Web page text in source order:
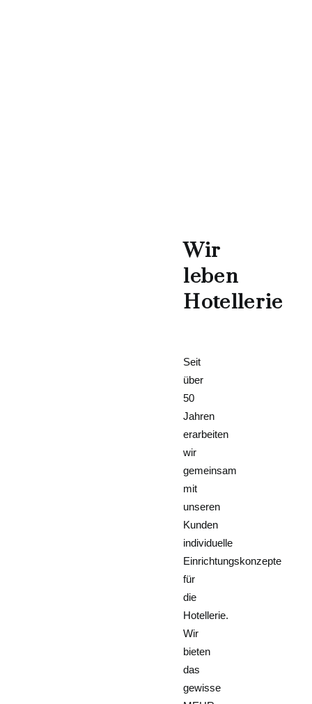
Wir
leben
Hotellerie
Seit
über
50
Jahren
erarbeiten
wir
gemeinsam
mit
unseren
Kunden
individuelle
Einrichtungskonzepte
für
die
Hotellerie.
Wir
bieten
das
gewisse